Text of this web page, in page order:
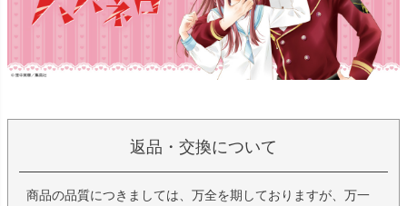
返品・交換について
商品の品質につきましては、万全を期しておりますが、万一